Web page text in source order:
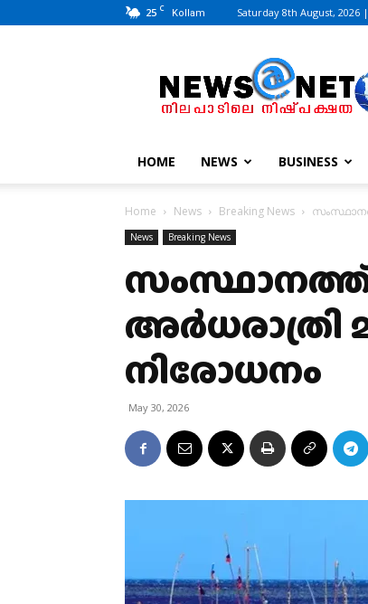
25 C Kollam Saturday 8th August, 2026
News@Net
|
HOME NEWS BUSINESS
Home News Breaking News
News Breaking News
അര്‍ധരാത്രി
നിരോധനം
May 30, 2026